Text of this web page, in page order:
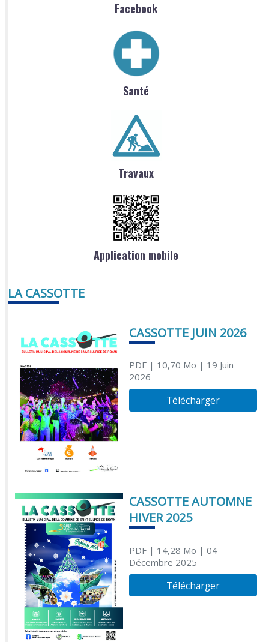
Facebook
Santé
Travaux
Application mobile
LA CASSOTTE
CASSOTTE JUIN 2026
PDF| 10,70 Mo | 19 Juin
2026
Télécharger
CASSOTTE AUTOMNE
HIVER 2025
PDF| 14,28 Mo | 04
Décembre 2025
Télécharger